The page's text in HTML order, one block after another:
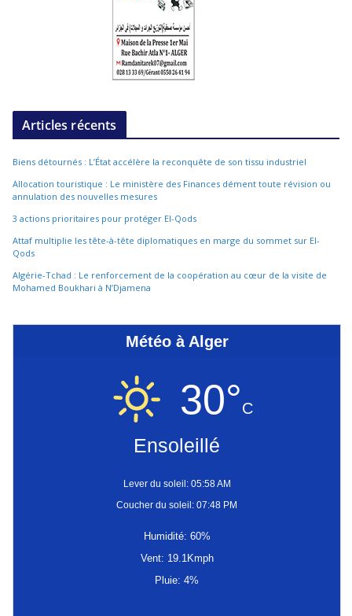
Articles récents
Biens détournés : L’État accélère la reconquête de son tissu industriel
Allocation touristique : Le ministère des Finances dément toute révision ou
annulation des nouvelles mesures
3 actions prioritaires pour protéger El-Qods
Attaf multiplie les tête-à-tête diplomatiques en marge du sommet sur El-
Qods
Algérie-Tchad : Le renforcement de la coopération au cœur de la visite de
Mohamed Boukhari à N’Djamena
Météo à Alger
30°C
Ensoleillé
Lever du soleil: 05:58 AM
Coucher du soleil: 07:48 PM
Humidité: 60%
Vent: 19.1Kmph
Pluie: 4%